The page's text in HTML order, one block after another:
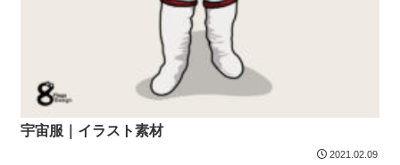
宇宙服｜イラスト素材
2021.02.09